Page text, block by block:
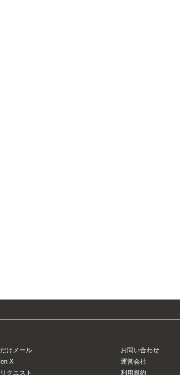
けメール
X
クエスト
お問い合わせ
運営会社
利用規約